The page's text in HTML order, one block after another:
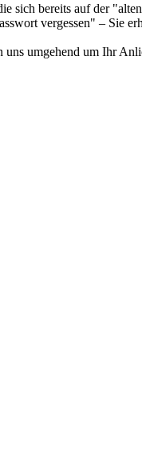
sich bereits auf der
vergessen" – Sie
umgehend um Ihr